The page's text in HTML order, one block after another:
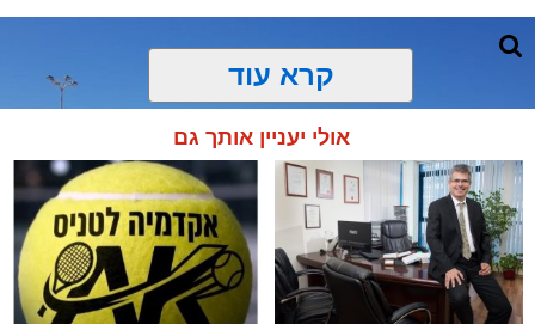
למערכת 'אשדוד נט' הגיע מידע שלפיו
חודש ספטמבר צפויה טיילת המזח הצפוני
להיפתח לציבור, ובכך יסתיים עיכוב ממושך בין
סיום העבודות בפועל לבין פתיחת האתר
למבקרים.
קרא עוד
אולי יעניין אותך גם